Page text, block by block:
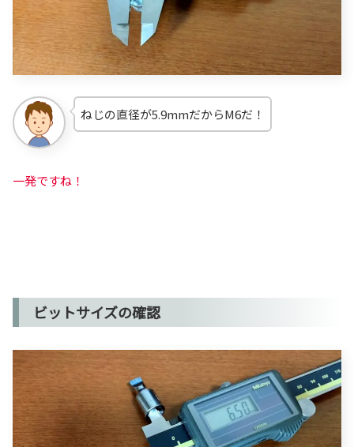
ねじの直径が5.9mmだからM6だ！
一発ですね！
ビットサイズの確認